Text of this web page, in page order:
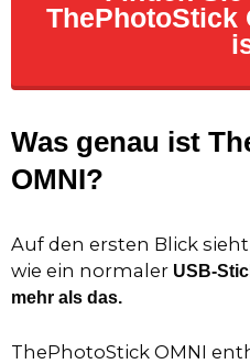
ThePhotoStick
Was genau ist
OMNI?
Auf den ersten Blick
wie ein normaler USB-
mehr als das.
ThePhotoStick OMNI